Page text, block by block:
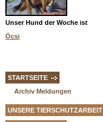
Unser Hund der Woche ist
Öcsi
STARTSEITE
Archiv Meldungen
UNSERE TIERSCHUTZARBEIT